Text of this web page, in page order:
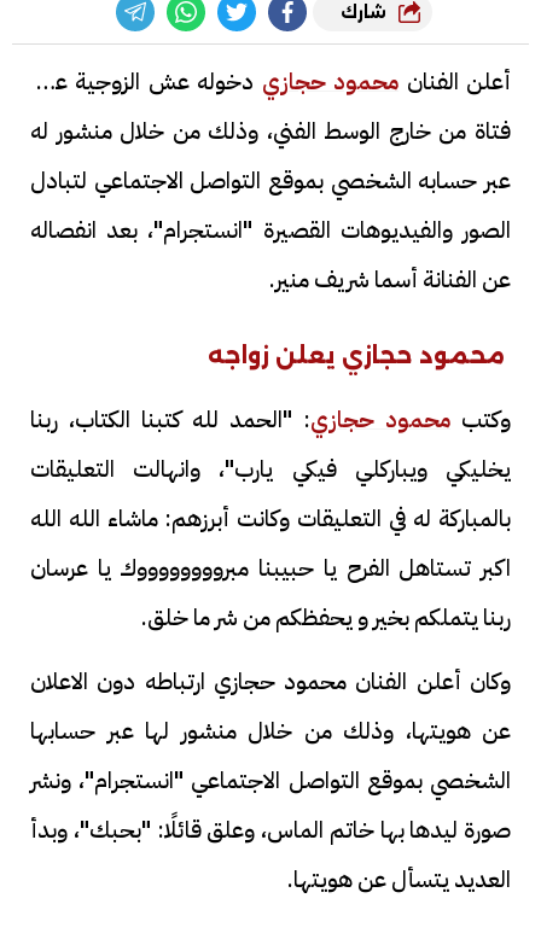
شارك
أعلن الفنان محمود حجازي دخوله عش الزوجية على
فتاة من خارج الوسط الفني، وذلك من خلال منشور له
عبر حسابه الشخصي بموقع التواصل الاجتماعي لتبادل
الصور والفيديوهات القصيرة "انستجرام"، بعد انفصاله
عن الفنانة أسما شريف منير.
محمود حجازي يعلن زواجه
وكتب محمود حجازي: "الحمد لله كتبنا الكتاب، ربنا
يخليكي ويباركلي فيكي يارب"، وانهالت التعليقات
بالمباركة له في التعليقات وكانت أبرزهم: ماشاء الله الله
اكبر تستاهل الفرح يا حبيبنا مبرووووووووك يا عرسان
ربنا يتملكم بخير و يحفظكم من شر ما خلق.
وكان أعلن الفنان محمود حجازي ارتباطه دون الاعلان
عن هويتها، وذلك من خلال منشور لها عبر حسابها
الشخصي بموقع التواصل الاجتماعي "انستجرام"، ونشر
صورة ليدها بها خاتم الماس، وعلق قائلًا: "بحبك"، وبدأ
العديد يتسأل عن هويتها.